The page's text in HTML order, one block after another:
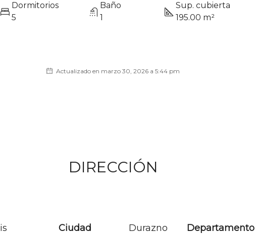
Dormitorios
5
Baño
1
Sup. cubierta
195.00 m²
Actualizado en marzo 30, 2026 a 5:44 pm
DIRECCIÓN
Ciudad Durazno Departamento